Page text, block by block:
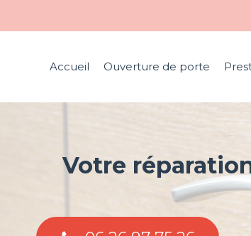
Accueil Ouverture de porte
Votre